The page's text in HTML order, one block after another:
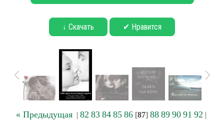
↓ Скачать ✔ Нравится
« Предыдущая| 82 83 84 85 86[87] 88 89 90 91 92 |